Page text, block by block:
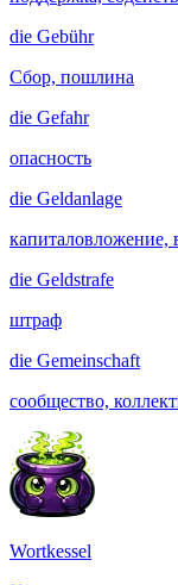
die Gebühr
Сбор, пошлина
die Gefahr
опасность
die Geldanlage
капиталовложение,
die Geldstrafe
штраф
die Gemeinschaft
сообщество,
Wortkessel